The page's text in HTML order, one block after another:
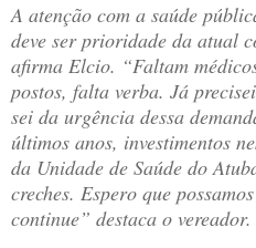
A atenção com a saúde
deve ser prioridade da atual
afirma Elcio. “Faltam
postos, falta verba. Já
sei da urgência dessa
últimos anos, investimentos
da Unidade de Saúde do
creches. Espero que
continue” destaca o vereador.